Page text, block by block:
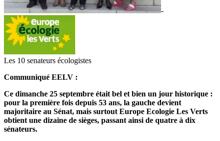
-
Les 10 senateurs écologistes
Communiqué EELV :
Ce dimanche 25 septembre était bel et bien un jour historique :
pour la première fois depuis 53 ans, la gauche devient
majoritaire au Sénat, mais surtout Europe Ecologie Les Verts
obtient une dizaine de sièges, passant ainsi de quatre à dix
sénateurs.